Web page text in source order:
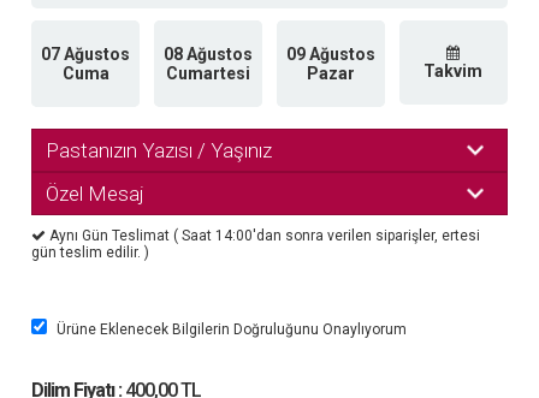
07 Ağustos
Cuma
08 Ağustos
Cumartesi
09 Ağustos
Pazar
Takvim
Pastanızın Yazısı / Yaşınız
Özel Mesaj
Aynı Gün Teslimat ( Saat 14:00'dan sonra verilen siparişler, ertesi
gün teslim edilir. )
Ürüne Eklenecek Bilgilerin Doğruluğunu Onaylıyorum
Dilim Fiyatı : 400,00 TL